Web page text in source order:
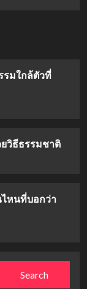
รมใกล้ตัวที่
วิธีธรรมชาติ
หนที่บอกว่า